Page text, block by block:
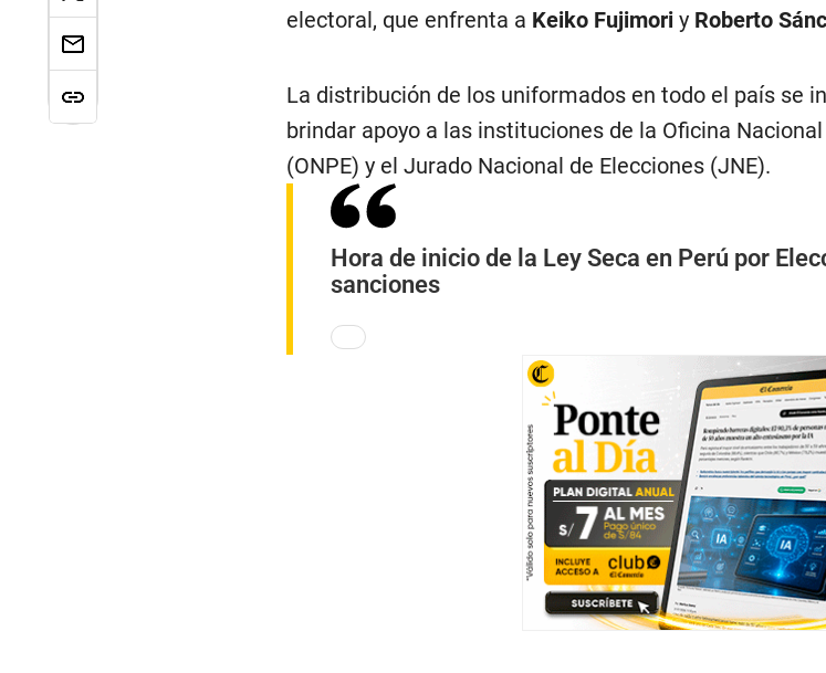
electoral, que enfrenta a Keiko Fujimoriy Roberto
La distribución de los uniformados en todo el país se
brindar apoyo a las instituciones de la Oficina
(ONPE) y el Jurado Nacional de Elecciones (JNE).
Hora de inicio de la Ley Seca en Perú por
sanciones